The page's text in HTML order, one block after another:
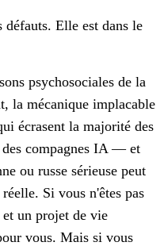
défauts. Elle est dans le
psychosociales de la
la mécanique implacable
écrasent la majorité des
des compagnes IA — et
ou russe sérieuse peut
Si vous n'êtes pas
un projet de vie
vous. Mais si vous